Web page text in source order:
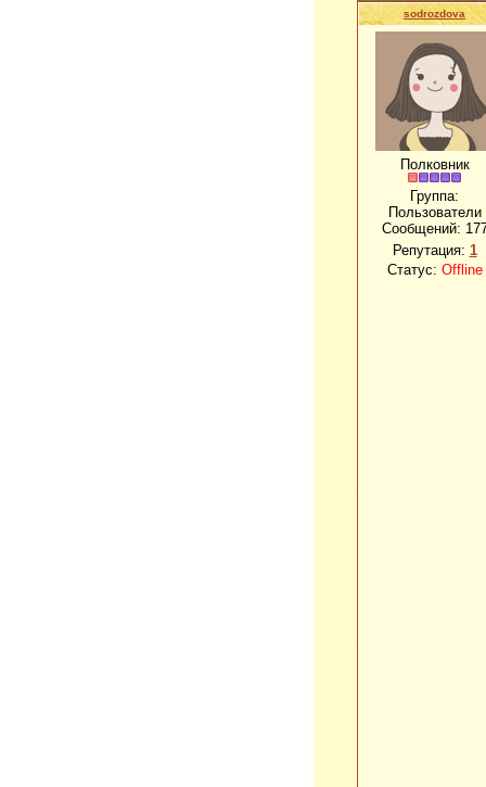
sodrozdova
Полковник
Группа:
Пользователи
Сообщений:
Репутация: 1
Статус: Offline